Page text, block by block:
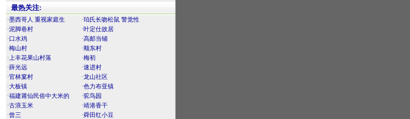
最热关注:
·墨西哥人 重视家庭生
·珀氏长吻松鼠 警觉性
·泥脚巷村
·叶定仕故居
·口水鸡
·高邮当铺
·梅山村
·顺东村
·上丰花果山村落
·梅初
·薛光远
·速进村
·官林窠村
·龙山社区
·大板镇
·色力布亚镇
·福建莆仙民俗中大米的
·驼鸟园
·古浪玉米
·靖港香干
·曾三
·舜田红小豆